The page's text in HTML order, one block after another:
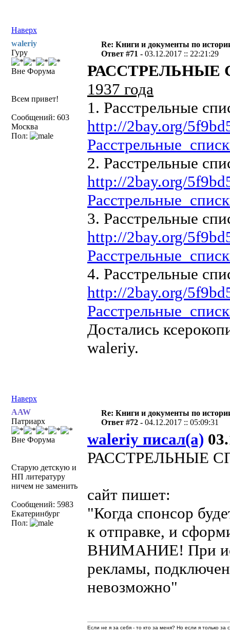
Наверх
waleriy
Гуру
Вне Форума
Всем привет!
Сообщений: 603
Москва
Пол:
Re: Книги и документы по
Ответ #71 -03.12.2017 :: 22:21:29
РАССТРЕЛЬНЫЕ
1937 года
1. Расстрельные
http://2bay.org/
2. Расстрельные
http://2bay.org/
3. Расстрельные
http://2bay.org/
4. Расстрельные
http://2bay.org/
Достались
waleriy.
Наверх
AAW
Патриарх
Вне Форума
Старую детскую и
НП литературу
ничем не заменить
Сообщений: 5983
Екатеринбург
Пол:
Re: Книги и документы по
Ответ #72 -04.12.2017 :: 05:09:31
waleriy писал(а)
РАССТРЕЛЬНЫЕ
сайт пишет:
"Когда спонсор
к отправке, и
ВНИМАНИЕ! При
рекламы,
невозможно"
Если не я за себя - то кто за меня? Но если я только